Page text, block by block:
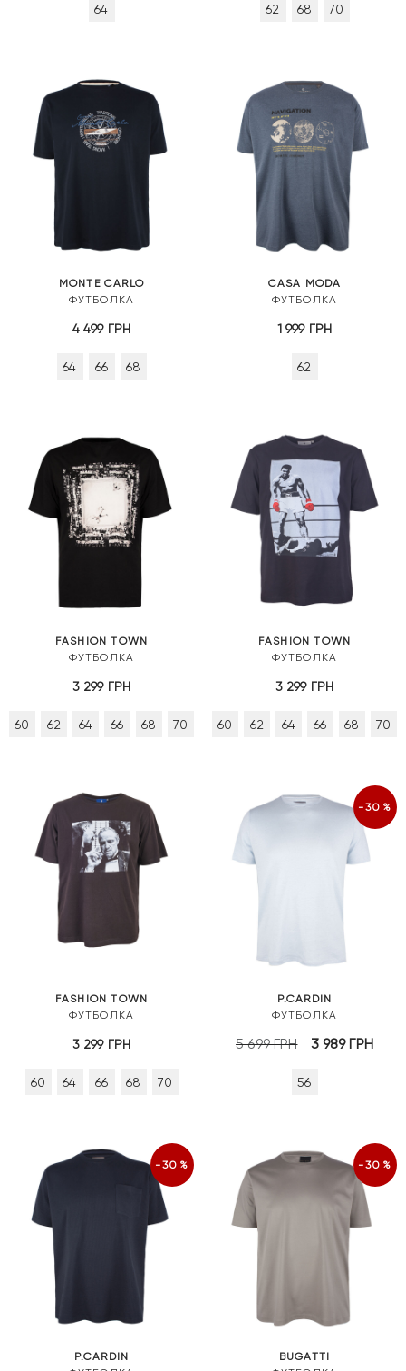
64 62 68 70
MONTE CARLO
ФУТБОЛКА
4 499 ГРН
64 66 68
CASA MODA
ФУТБОЛКА
1 999 ГРН
62
FASHION TOWN
ФУТБОЛКА
3 299 ГРН
60 62 64 66 68 70
FASHION TOWN
ФУТБОЛКА
3 299 ГРН
60 62 64 66 68 70
FASHION TOWN
ФУТБОЛКА
3 299 ГРН
60 64 66 68 70
-30%
P.CARDIN
ФУТБОЛКА
5 699ГРН
Оригінальна
5
3 989 ГРН
56
-30%
P.CARDIN
-30%
BUGATTI